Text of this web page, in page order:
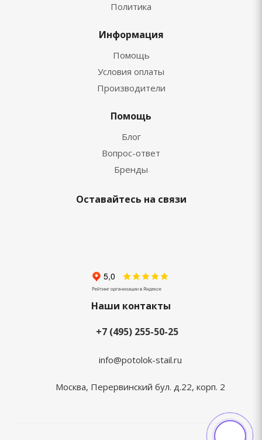
Политика
Информация
Помощь
Условия оплаты
Производители
Помощь
Блог
Вопрос-ответ
Бренды
Оставайтесь на связи
Наши контакты
+7 (495) 255-50-25
info@potolok-stail.ru
Москва, Перервинский бул. д.22, корп. 2